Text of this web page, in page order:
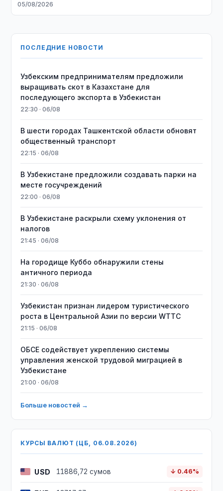
05/08/2026
ПОСЛЕДНИЕ НОВОСТИ
Узбекским предпринимателям предложили
выращивать скот в Казахстане для
последующего экспорта в Узбекистан
22:30 · 06/08
В шести городах Ташкентской области обновят
общественный транспорт
22:15 · 06/08
В Узбекистане предложили создавать парки на
месте госучреждений
22:00 · 06/08
В Узбекистане раскрыли схему уклонения от
налогов
21:45 · 06/08
На городище Куббо обнаружили стены
античного периода
21:30 · 06/08
Узбекистан признан лидером туристического
роста в Центральной Азии по версии WTTC
21:15 · 06/08
ОБСЕ содействует укреплению системы
управления женской трудовой миграцией в
Узбекистане
21:00 · 06/08
Больше новостей →
КУРСЫ ВАЛЮТ (ЦБ, 06.08.2026)
USD 11886,72 сумов ↓ 0.46%